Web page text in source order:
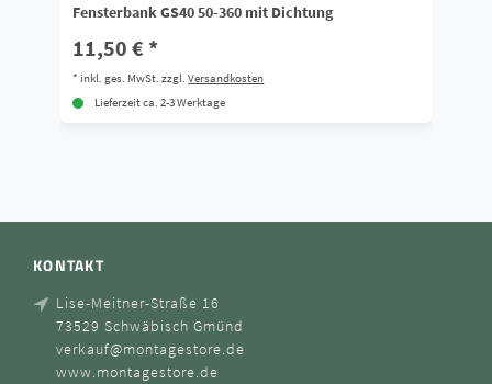
Fensterbank GS40 50-360 mit Dichtung
11,50 € *
*inkl. ges. MwSt. zzgl.Versandkosten
Lieferzeit ca. 2-3 Werktage
KONTAKT
Lise-Meitner-Straße 16
73529 Schwäbisch Gmünd
verkauf@montagestore.de
www.montagestore.de